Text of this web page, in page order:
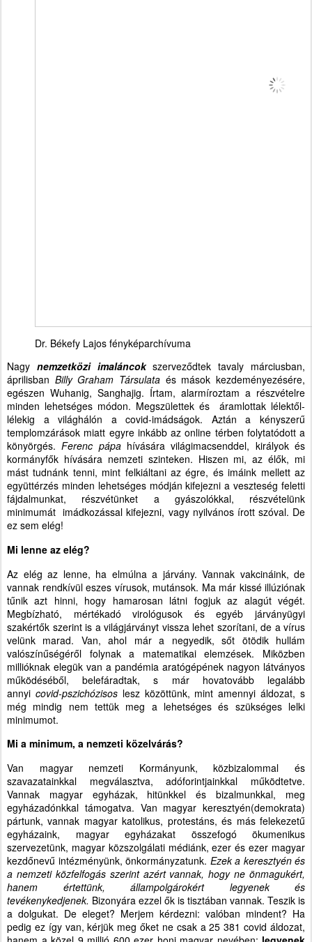
Dr. Békefy Lajos fényképarchívuma
Nagy nemzetközi imaláncokszerveződtek tavaly márciusban,
áprilisban Billy Graham Társulata és mások kezdeményezésére,
egészen Wuhanig, Sanghajig. Írtam, alarmíroztam a részvételre
minden lehetséges módon. Megszülettek és áramlottak lélektől-
lélekig a világhálón a covid-imádságok. Aztán a kényszerű
templomzárások miatt egyre inkább az online térben folytatódott a
könyörgés.Ferenc pápahívására világimacsenddel, királyok és
kormányfők hívására nemzeti szinteken. Hiszen mi, az élők, mi
mást tudnánk tenni, mint felkiáltani az égre, és imáink mellett az
együttérzés minden lehetséges módján kifejezni a veszteség feletti
fájdalmunkat, részvétünket a gyászolókkal, részvételünk
minimumát imádkozással kifejezni, vagy nyilvános írott szóval. De
ez sem elég!
Mi lenne az elég?
Az elég az lenne, ha elmúlna a járvány. Vannak vakcináink, de
vannak rendkívül eszes vírusok, mutánsok. Ma már kissé illúziónak
tűnik azt hinni, hogy hamarosan látni fogjuk az alagút végét.
Megbízható, mértékadó virológusok és egyéb járványügyi
szakértők szerint is a világjárványt vissza lehet szorítani, de a vírus
velünk marad. Van, ahol már a negyedik, sőt ötödik hullám
valószínűségéről folynak a matematikai elemzések. Miközben
millióknak elegük van a pandémia aratógépének nagyon látványos
működéséből, belefáradtak, s már hovatovább legalább
annyi covid-pszichózisoslesz közöttünk, mint amennyi áldozat, s
még mindig nem tettük meg a lehetséges és szükséges lelki
minimumot.
Mi a minimum, a nemzeti közelvárás?
Van magyar nemzeti Kormányunk, közbizalommal és
szavazatainkkal megválasztva, adóforintjainkkal működtetve.
Vannak magyar egyházak, hitünkkel és bizalmunkkal, meg
egyházadónkkal támogatva. Van magyar keresztyén(demokrata)
pártunk, vannak magyar katolikus, protestáns, és más felekezetű
egyházaink, magyar egyházakat összefogó ökumenikus
szervezetünk, magyar közszolgálati médiánk, ezer és ezer magyar
kezdőnevű intézményünk, önkormányzatunk. Ezek a keresztyén és
a nemzeti közfelfogás szerint azért vannak, hogy ne önmagukért,
hanem értettünk, állampolgárokért legyenek és
tevékenykedjenek. Bizonyára ezzel ők is tisztában vannak. Teszik is
a dolgukat. De eleget? Merjem kérdezni: valóban mindent? Ha
pedig ez így van, kérjük meg őket ne csak a 25 381 covid áldozat,